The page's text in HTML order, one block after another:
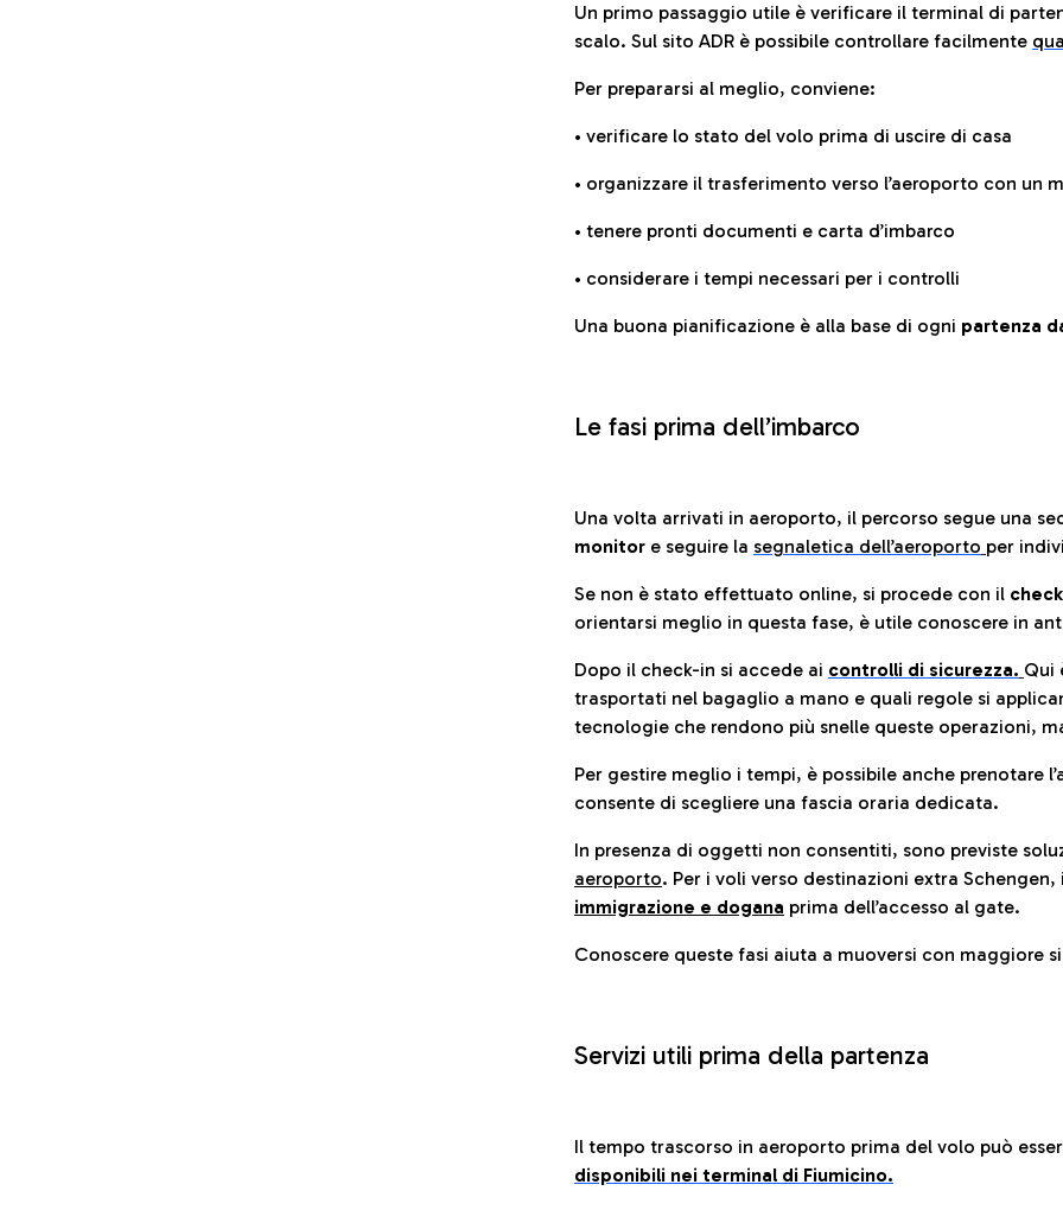
Un primo passaggio utile è verificare il terminal di
scalo. Sul sito ADR è possibile controllare facilmente
Per prepararsi al meglio, conviene:
• verificare lo stato del volo prima di uscire di casa
• organizzare il trasferimento verso l’aeroporto con un
• tenere pronti documenti e carta d’imbarco
• considerare i tempi necessari per i controlli
Una buona pianificazione è alla base di ogni partenza
Le fasi prima dell’imbarco
Una volta arrivati in aeroporto, il percorso segue una
monitor e seguire la segnaletica dell’aeroporto per
Se non è stato effettuato online, si procede con il
orientarsi meglio in questa fase, è utile conoscere in
Dopo il check-in si accede ai controlli di sicurezza. Qui
trasportati nel bagaglio a mano e quali regole si
tecnologie che rendono più snelle queste operazioni,
Per gestire meglio i tempi, è possibile anche prenotare
consente di scegliere una fascia oraria dedicata.
In presenza di oggetti non consentiti, sono previste
aeroporto. Per i voli verso destinazioni extra
immigrazione e dogana prima dell’accesso al gate.
Conoscere queste fasi aiuta a muoversi con maggiore
Servizi utili prima della partenza
Il tempo trascorso in aeroporto prima del volo può
disponibili nei terminal di Fiumicino.